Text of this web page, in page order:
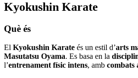
Kyokushin Karate
Què és
El Kyokushin Karate és un estil d’arts
Masutatsu Oyama. Es basa en la
l’entrenament físic intens, amb combats